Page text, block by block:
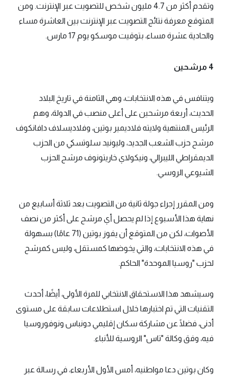
وتقدم أكثر من 4.7 مليون شخص للتصويت عبر الإنترنت. ومن
المتوقع معرفة نتائج التصويت عبر الإنترنت بين العاشرة مساء
والحادية عشرة مساء، بتوقيت موسكو يوم 17 مارس.
4 مرشحين
ويتنافس في هذه الانتخابات، وهي الثامنة في تاريخ البلاد
الحديث، أربعة مرشحين على أعلى منصب في الدولة، وهم
الرئيس المنتهية ولايته فلاديمير بوتين، وفلاديسلاف دافانكوف
مرشح حزب الشعب الجديد، وليونيد سلوتسكي من الحزب
الديمقراطي الليبرالي، ونيكولاي خاريتونوف مرشح الحزب
الشيوعي الروسي.
ومن المقرر إجراء جولة ثانية من التصويت بعد ثلاثة أسابيع من
نهاية هذا الأسبوع إذا لم يحصل أي مرشح على أكثر من نصف
الأصوات، لكن من المتوقع أن يفوز بوتين (71 عامًا) بسهولة
في هذه الانتخابات، والتي يخوضها كمستقل، وليس كمرشح
لحزب "روسيا الموحدة" الحاكم.
وسيشهد هذا الاستحقاق الانتخابي للمرة الأولى، أيضًا، أحدث
التقنيات التي تم اختبارها خلال استطلاعات سابقة على مستوى
أدنى، فضلًا عن مشاركة سكان إقليمي دونباس ونوفوروسيا
فيه، وفق وكالة "تاس" الروسية للأنباء.
وكان بوتين دعا مواطنيه، أمس الأول الأربعاء، في رسالة عبر